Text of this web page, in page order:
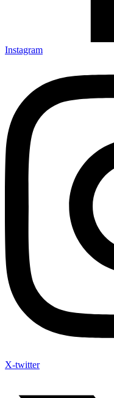
Instagram
X-twitter